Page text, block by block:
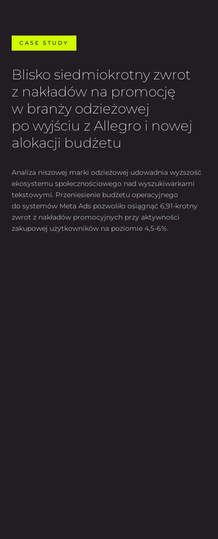
CASE STUDY
Blisko siedmiokrotny zwrot
z nakładów na promocję
w branży odzieżowej
po wyjściu z Allegro i nowej
alokacji budżetu
Analiza niszowej marki odzieżowej udowadnia wyższość
ekosystemu społecznościowego nad wyszukiwarkami
tekstowymi. Przeniesienie budżetu operacyjnego
do systemów Meta Ads pozwoliło osiągnąć 6,91-krotny
zwrot z nakładów promocyjnych przy aktywności
zakupowej użytkowników na poziomie 4,5-6%.